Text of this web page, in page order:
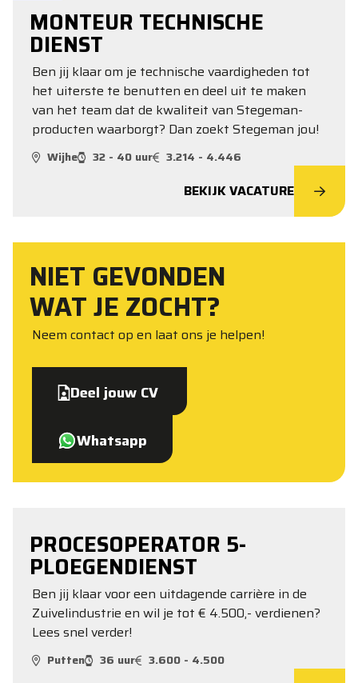
MONTEUR TECHNISCHE
DIENST
Ben jij klaar om je technische vaardigheden tot
het uiterste te benutten en deel uit te maken
van het team dat de kwaliteit van Stegeman-
producten waarborgt? Dan zoekt Stegeman jou!
Wijhe 32 - 40 uur 3.214 - 4.446
BEKIJK VACATURE
NIET GEVONDEN
WAT JE ZOCHT?
Neem contact op en laat ons je helpen!
Deel jouw CV
Whatsapp
PROCESOPERATOR 5-
PLOEGENDIENST
Ben jij klaar voor een uitdagende carrière in de
Zuivelindustrie en wil je tot € 4.500,- verdienen?
Lees snel verder!
Putten 36 uur 3.600 - 4.500